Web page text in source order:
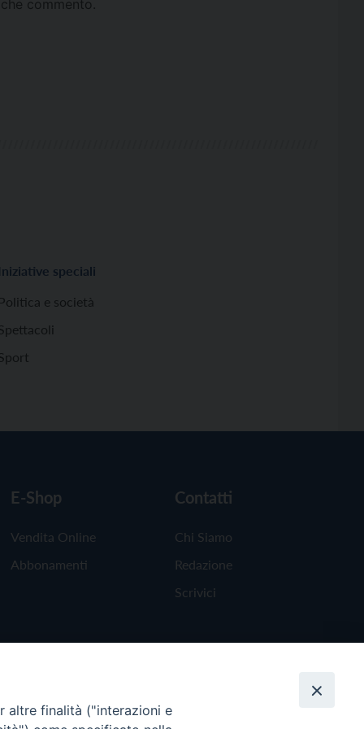
commento.
Iniziative speciali
Politica e società
E-Shop
Vendita Online
Abbonamenti
Contatti
Chi Siamo
Redazione
Scrivici
altre finalità ("interazioni e